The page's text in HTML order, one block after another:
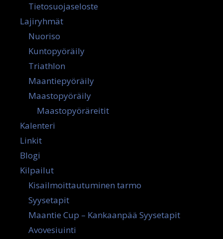
Tietosuojaseloste
Lajiryhmät
Nuoriso
Kuntopyöräily
Triathlon
Maantiepyöräily
Maastopyöräily
Maastopyöräreitit
Kalenteri
Linkit
Blogi
Kilpailut
Kisailmoittautuminen tarmo
Syysetapit
Maantie Cup – Kankaanpää Syysetapit
Avovesiuinti